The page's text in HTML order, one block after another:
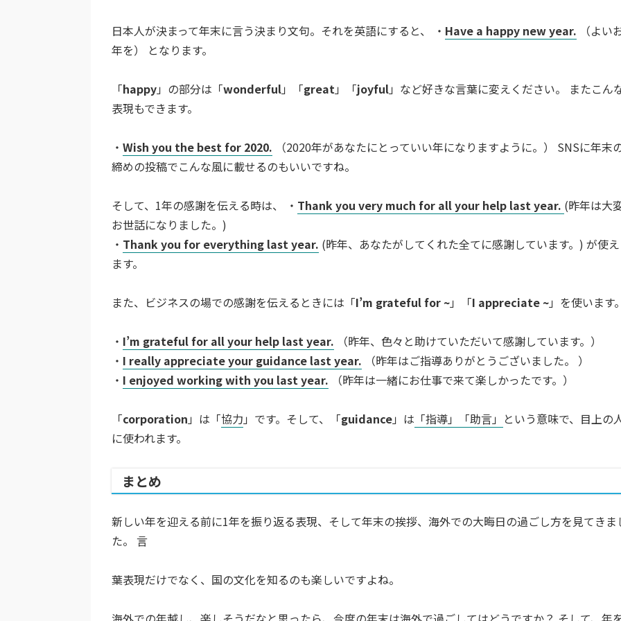
日本人が決まって年末に言う決まり文句。それを英語にすると、 ・ Have a happy new year. （よい
年を） となります。
「happy」の部分は「wonderful」「great 」「joyful」など好きな言葉に変えください。 またこん
表現もできます。
・ Wish you the best for 2020. （2020年があなたにとっていい年になりますように。） SNSに年末
締めの投稿でこんな風に載せるのもいいですね。
そして、1年の感謝を伝える時は、 ・ Thank you very much for all your help last year. (昨年は大
お世話になりました。)
・ Thank you for everything last year. (昨年、あなたがしてくれた全てに感謝しています。) が使え
ます。
また、ビジネスの場での感謝を伝えるときには「I’m grateful for ~」「I appreciate ~」を使います。
・ I’m grateful for all your help last year. （昨年、色々と助けていただいて感謝しています。）
・ I really appreciate your guidance last year. （昨年はご指導ありがとうございました。 ）
・ I enjoyed working with you last year. （昨年は一緒にお仕事で来て楽しかったです。）
「corporation 」は「協力 」です。そして、「guidance」は 「指導」「助言」 という意味で、目上の
に使われます。
まとめ
新しい年を迎える前に1年を振り返る表現、そして年末の挨拶、海外での大晦日の過ごし方を見てきま
た。 言
葉表現だけでなく、国の文化を知るのも楽しいですよね。